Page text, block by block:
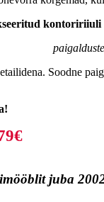
kontoririiuli
Soodne
juba